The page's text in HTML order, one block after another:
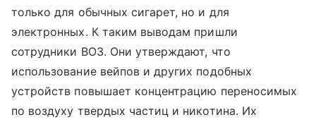
только для обычных сигарет, но и для
электронных. К таким выводам пришли
сотрудники ВОЗ. Они утверждают, что
использование вейпов и других подобных
устройств повышает концентрацию переносимых
по воздуху твердых частиц и никотина. Их